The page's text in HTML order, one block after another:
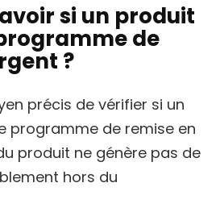
si un produit
de
?
précis de vérifier si un
programme de remise en
produit ne génère pas de
hors du